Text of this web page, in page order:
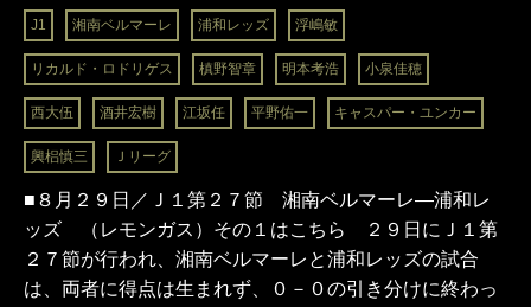
J1 湘南ベルマーレ 浦和レッズ 浮嶋敏
リカルド・ロドリゲス 槙野智章 明本考浩 小泉佳穂
西大伍 酒井宏樹 江坂任 平野佑一 キャスパー・ユンカー
興梠慎三 Ｊリーグ
■８月２９日／Ｊ１第２７節 湘南ベルマーレ―浦和レ
ッズ （レモンガス）その１はこちら ２９日にＪ１第
２７節が行われ、湘南ベルマーレと浦和レッズの試合
は、両者に得点は生まれず、０－０の引き分けに終わっ